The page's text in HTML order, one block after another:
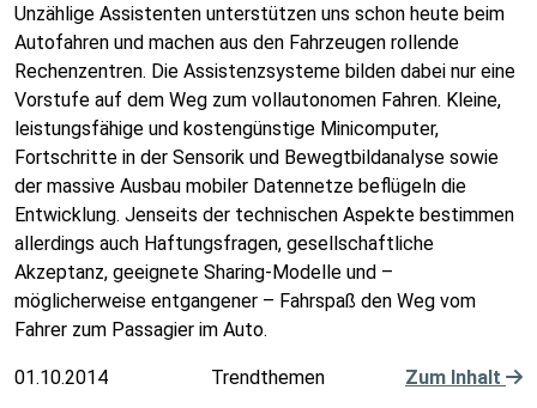
Unzählige Assistenten unterstützen uns schon heute beim
Autofahren und machen aus den Fahrzeugen rollende
Rechenzentren. Die Assistenzsysteme bilden dabei nur eine
Vorstufe auf dem Weg zum vollautonomen Fahren. Kleine,
leistungsfähige und kostengünstige Minicomputer,
Fortschritte in der Sensorik und Bewegtbildanalyse sowie
der massive Ausbau mobiler Datennetze beflügeln die
Entwicklung. Jenseits der technischen Aspekte bestimmen
allerdings auch Haftungsfragen, gesellschaftliche
Akzeptanz, geeignete Sharing-Modelle und –
möglicherweise entgangener – Fahrspaß den Weg vom
Fahrer zum Passagier im Auto.
01.10.2014 Trendthemen Zum Inhalt